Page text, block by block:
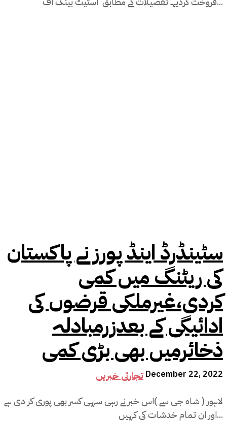
سٹینڈرڈ اینڈ پورز نے پاکستان
کی ریٹنگ میں کمی
کردی،غیرملکی قرضوں کی
ادائیگی کے بعدزرمبادلہ
ذخائرمیں بھی بڑی کمی
تجارتی خبریں December 22, 2022
لاہور ( شاہ جی سے )اس خبر نے رہی سہی کسر بھی پوری کر دی ہے
اور ان تمام خدشات کی کہیں...